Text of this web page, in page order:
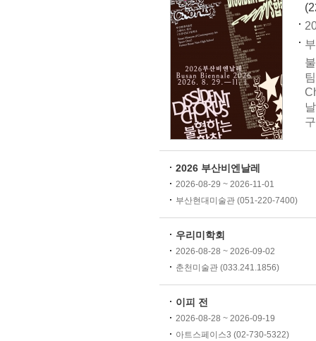
2026 부산비엔날레
2026-08-29 ~ 2026-11-01
부산현대미술관 (051-220-7400)
우리미학회
2026-08-28 ~ 2026-09-02
춘천미술관 (033.241.1856)
이피 전
2026-08-28 ~ 2026-09-19
아트스페이스3 (02-730-5322)